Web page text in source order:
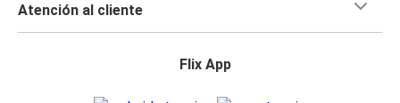
Atención al cliente
Flix App